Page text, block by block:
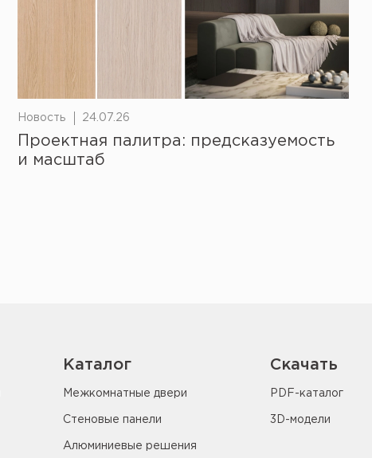
Новость 24.07.26
Проектная палитра: предсказуемость
и масштаб
Каталог
Межкомнатные двери
Стеновые панели
Алюминиевые решения
Скачать
PDF-каталог
3D-модели